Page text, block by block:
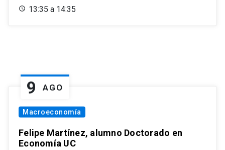
13:35 a 14:35
9 AGO
Macroeconomía
Felipe Martínez, alumno Doctorado en
Economía UC